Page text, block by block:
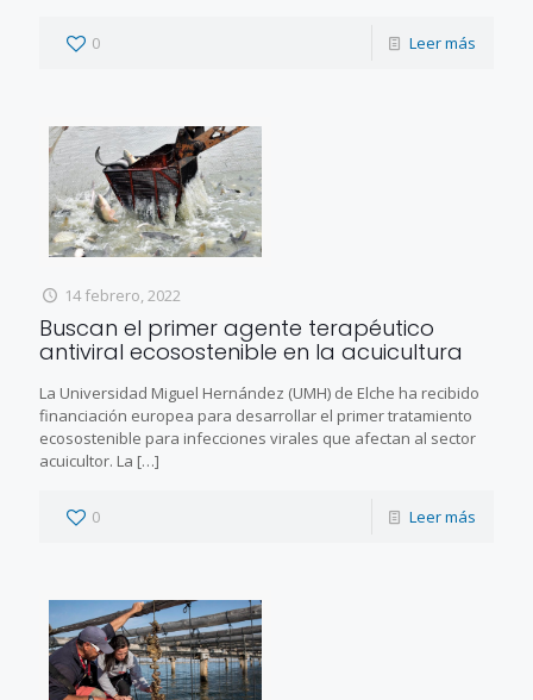
0 Leer más
14 febrero, 2022
Buscan el primer agente terapéutico
antiviral ecosostenible en la acuicultura
La Universidad Miguel Hernández (UMH) de Elche ha recibido
financiación europea para desarrollar el primer tratamiento
ecosostenible para infecciones virales que afectan al sector
acuicultor. La […]
0 Leer más